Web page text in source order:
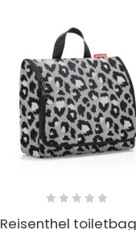
Reisenthel toiletbag